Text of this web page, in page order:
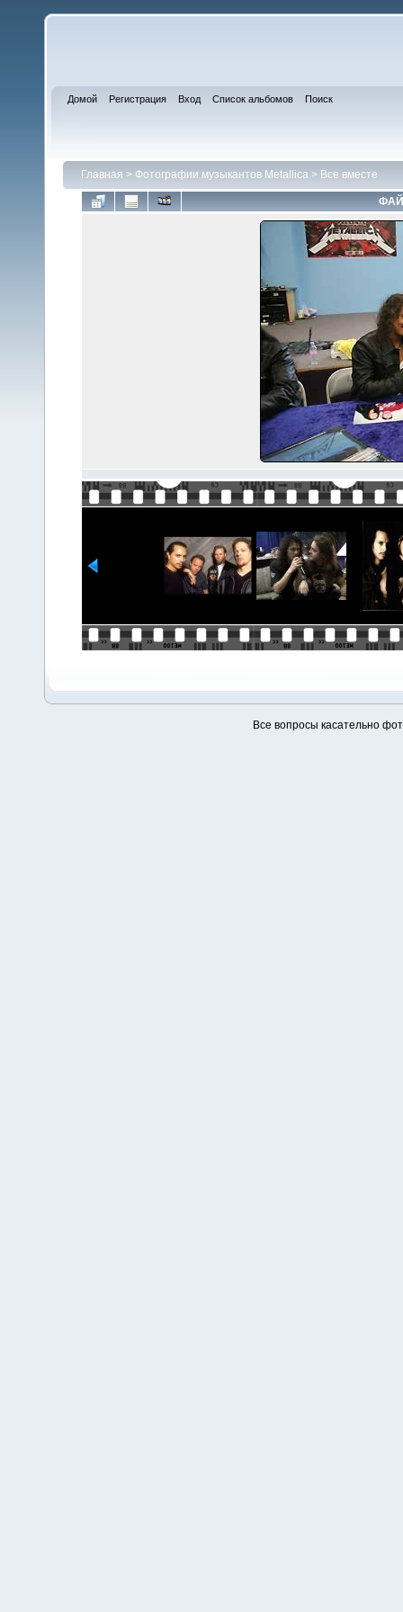
Домой Регистрация Вход Список альбомов Поиск
Главная > Фотографии музыкантов Metallica > Все вместе
Все вопросы касательно